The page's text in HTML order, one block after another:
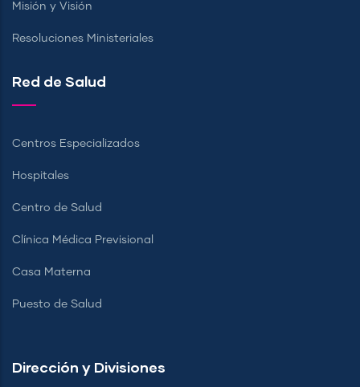
Misión y Visión
Resoluciones Ministeriales
Red de Salud
Centros Especializados
Hospitales
Centro de Salud
Clínica Médica Previsional
Casa Materna
Puesto de Salud
Dirección y Divisiones